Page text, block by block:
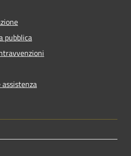
pubblica